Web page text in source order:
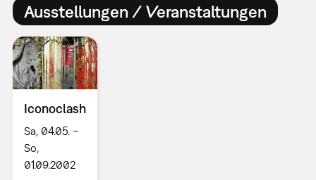
Ausstellungen / Veranstaltungen
Iconoclash
Sa, 04.05. –
So,
01.09.2002